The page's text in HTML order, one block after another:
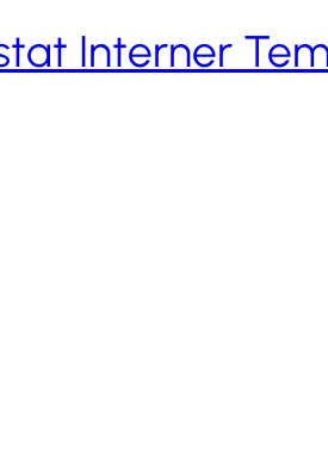
Interner